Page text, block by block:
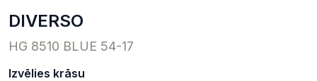
DIVERSO
HG 8510 BLUE 54-17
Izvēlies krāsu